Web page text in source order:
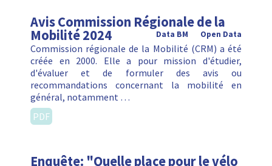
Avis Commission Régionale de la
Mobilité 2024 Open Data
Data BM
Commission régionale de la Mobilité (CRM) a été
créée en 2000. Elle a pour mission d'étudier,
d'évaluer et de formuler des avis ou
recommandations concernant la mobilité en
général, notamment …
PDF
Enquête: "Quelle place pour le vélo